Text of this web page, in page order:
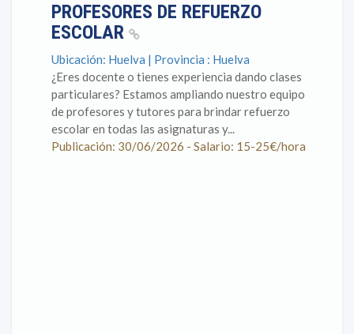
PROFESORES DE REFUERZO
ESCOLAR
Ubicación: Huelva | Provincia : Huelva
¿Eres docente o tienes experiencia dando clases
particulares? Estamos ampliando nuestro equipo
de profesores y tutores para brindar refuerzo
escolar en todas las asignaturas y...
Publicación: 30/06/2026 - Salario: 15-25€/hora